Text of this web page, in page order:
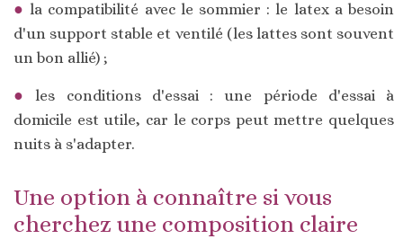
la compatibilité avec le sommier : le latex a besoin
d'un support stable et ventilé (les lattes sont souvent
un bon allié) ;
les conditions d'essai : une période d'essai à
domicile est utile, car le corps peut mettre quelques
nuits à s'adapter.
Une option à connaître si vous
cherchez une composition claire